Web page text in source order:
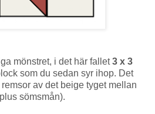
mönstret, i det här fallet3 x 3
som du sedan syr ihop. Det
av det beige tyget mellan
sömsmån).